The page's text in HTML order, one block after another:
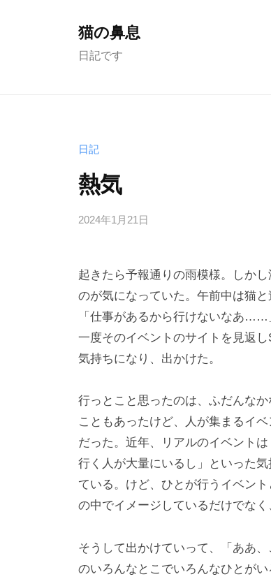
猫の鼻息
日記です
日記
熱気
2024年1月21日
く
ど
り
の
コ
メ
ン
起きたら予報通りの雨模様。しか
のが気になっていた。午前中は猫
「仕事があるから行けないなあ
一度そのイベントのサイトを見返
気持ちになり、出かけた。
行っとこと思ったのは、ふだんな
こともあったけど、人が集まるイ
だった。近年、リアルのイベント
行く人が大量にいるし」といった
ている。けど、ひとが行うイベン
の中でイメージしているだけでな
そうして出かけていって、「ああ
のいろんなとこでいろんなひとが